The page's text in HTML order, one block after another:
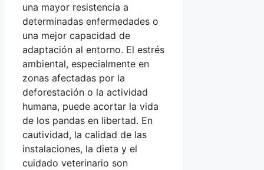
una mayor resistencia a
determinadas enfermedades o
una mejor capacidad de
adaptación al entorno. El estrés
ambiental, especialmente en
zonas afectadas por la
deforestación o la actividad
humana, puede acortar la vida
de los pandas en libertad. En
cautividad, la calidad de las
instalaciones, la dieta y el
cuidado veterinario son